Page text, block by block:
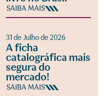
SAIBA MAIS
31 de Julho de 2026
A ficha
catalográfica mais
segura do
mercado!
SAIBA MAIS